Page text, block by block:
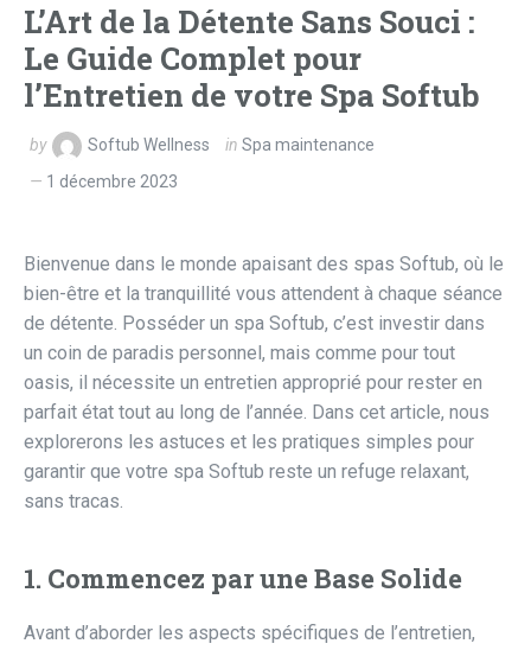
L’Art de la Détente Sans Souci :
Le Guide Complet pour
l’Entretien de votre Spa Softub
by Softub Wellness in Spa maintenance
1 décembre 2023
Bienvenue dans le monde apaisant des spas Softub, où le
bien-être et la tranquillité vous attendent à chaque séance
de détente. Posséder un spa Softub, c’est investir dans
un coin de paradis personnel, mais comme pour tout
oasis, il nécessite un entretien approprié pour rester en
parfait état tout au long de l’année. Dans cet article, nous
explorerons les astuces et les pratiques simples pour
garantir que votre spa Softub reste un refuge relaxant,
sans tracas.
1. Commencez par une Base Solide
Avant d’aborder les aspects spécifiques de l’entretien,